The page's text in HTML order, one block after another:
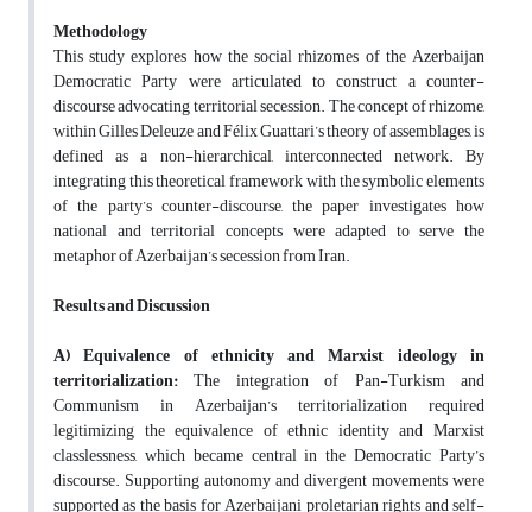
Methodology
This study explores how the social rhizomes of the Azerbaijan
Democratic Party were articulated to construct a counter-
discourse advocating territorial secession. The concept of rhizome,
within Gilles Deleuze and Félix Guattari’s theory of assemblages, is
defined as a non-hierarchical, interconnected network. By
integrating this theoretical framework with the symbolic elements
of the party’s counter-discourse, the paper investigates how
national and territorial concepts were adapted to serve the
metaphor of Azerbaijan’s secession from Iran.
Results and Discussion
A) Equivalence of ethnicity and Marxist ideology in
territorialization: The integration of Pan-Turkism and
Communism in Azerbaijan’s territorialization required
legitimizing the equivalence of ethnic identity and Marxist
classlessness, which became central in the Democratic Party’s
discourse. Supporting autonomy and divergent movements were